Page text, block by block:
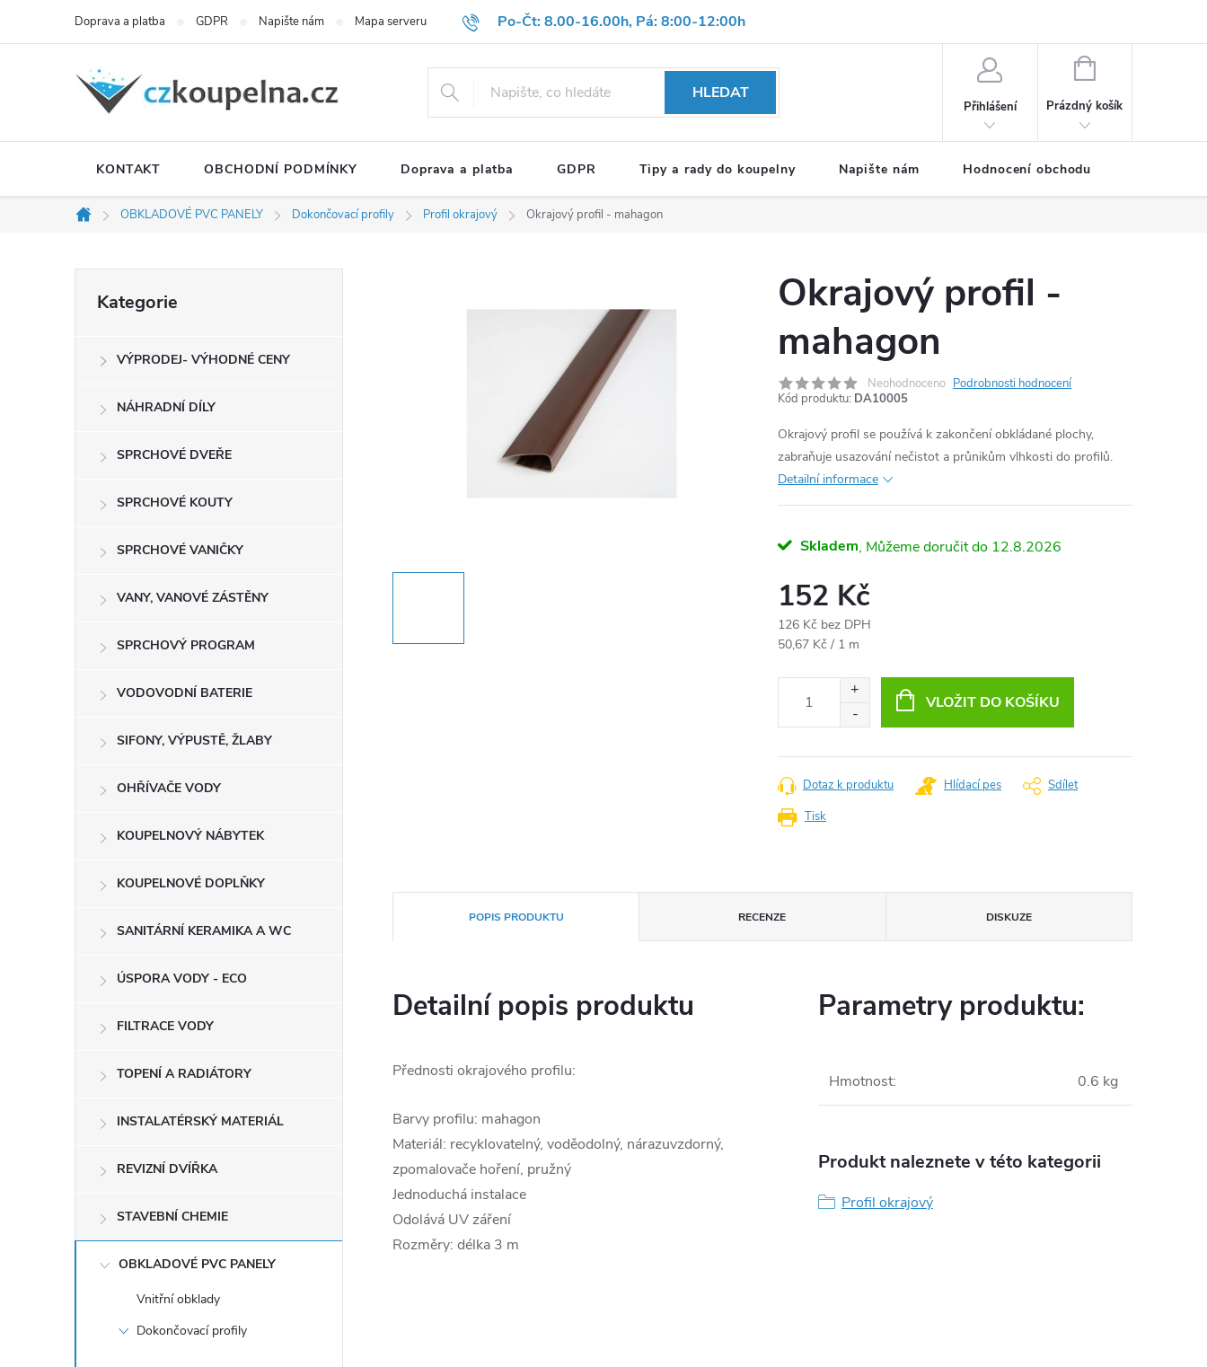
Po-Čt: 8.00-16.00h, Pá: 8:00-12:00h
Doprava a platba GDPR Napište nám Mapa serveru Hodnocení obchodu Reklamační formulář OBCHODNÍ PODMÍNKY
HLEDAT
Přihlášení
NÁKUPNÍ
Prázdný košík
KONTAKT OBCHODNÍ PODMÍNKY Doprava a platba GDPR Tipy a rady do koupelny Napište nám Hodnocení obchodu
Domů
OBKLADOVÉ PVC PANELY Dokončovací profily Profil okrajový Okrajový profil - mahagon
kategorie
Kategorie
VÝPRODEJ- VÝHODNÉ CENY
NÁHRADNÍ DÍLY
SPRCHOVÉ DVEŘE
SPRCHOVÉ KOUTY
SPRCHOVÉ VANIČKY
VANY, VANOVÉ ZÁSTĚNY
SPRCHOVÝ PROGRAM
VODOVODNÍ BATERIE
SIFONY, VÝPUSTĚ, ŽLABY
OHŘÍVAČE VODY
KOUPELNOVÝ NÁBYTEK
KOUPELNOVÉ DOPLŇKY
SANITÁRNÍ KERAMIKA A WC
ÚSPORA VODY - ECO
FILTRACE VODY
TOPENÍ A RADIÁTORY
INSTALATÉRSKÝ MATERIÁL
REVIZNÍ DVÍŘKA
STAVEBNÍ CHEMIE
OBKLADOVÉ PVC PANELY
Vnitřní obklady
Dokončovací profily
Okrajový profil -
mahagon
Neohodnoceno Podrobnosti hodnocení
Kód produktu: DA10005
Okrajový profil se používá k zakončení obkládané plochy,
zabraňuje usazování nečistot a průnikům vlhkosti do profilů.
Detailní informace
Skladem 12.8.2026
152 Kč
126 Kč bez DPH
Měrná
50,67 Kč / 1 m
VLOŽIT DO KOŠÍKU
Tisk
Dotaz k produktu Hlídací pes Sdílet
POPIS PRODUKTU RECENZE DISKUZE
Detailní popis produktu
Přednosti okrajového profilu:
Barvy profilu: mahagon
Materiál: recyklovatelný, voděodolný, nárazuvzdorný,
zpomalovače hoření, pružný
Jednoduchá instalace
Odolává UV záření
Rozměry: délka 3 m
Parametry produktu:
Hmotnost: 0.6 kg
Produkt naleznete v této kategorii
Profil okrajový